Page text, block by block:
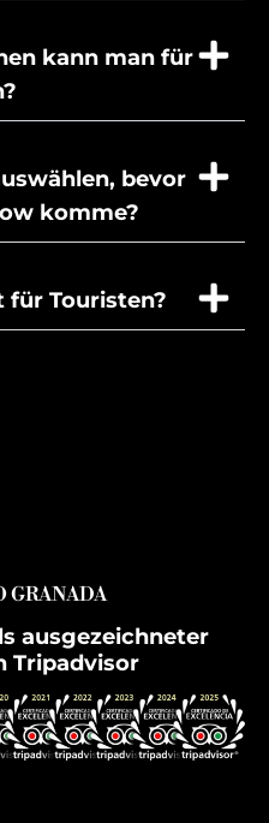
kann man für
bevor
komme?
für Touristen?
GRANADA
ausgezeichneter
Tripadvisor